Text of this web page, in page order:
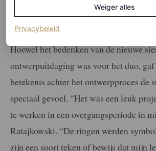
dat ik ze niet meer af wil doen. Ik slaap
Hoewel het bedenken van de nieuwe
ontwerpuitdaging was voor het duo, gaf
betekenis achter het ontwerpproces de
speciaal gevoel. “Het was een leuk
te werken in een overgangsperiode in
Ratajkowski. “De ringen werden
zijn een soort teken of bewijs dat mijn
Weiger alles
Privacybeleid